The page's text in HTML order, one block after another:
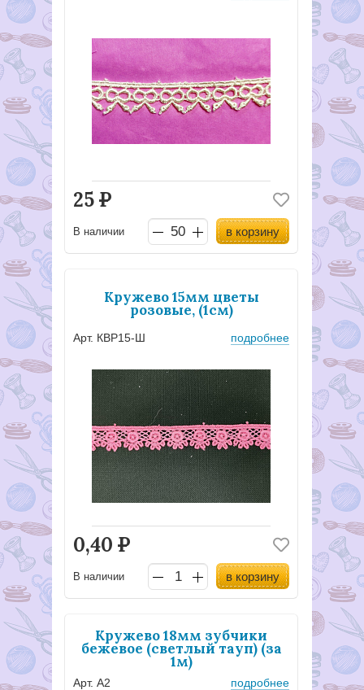
25Р
В наличии в корзину
Кружево 15мм цветы
розовые, (1см)
Арт. КВР15-Ш подробнее
0,40 Р
В наличии в корзину
Кружево 18мм зубчики
бежевое (светлый тауп) (за
1м)
Арт. А2 подробнее